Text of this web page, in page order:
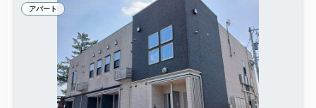
アパート